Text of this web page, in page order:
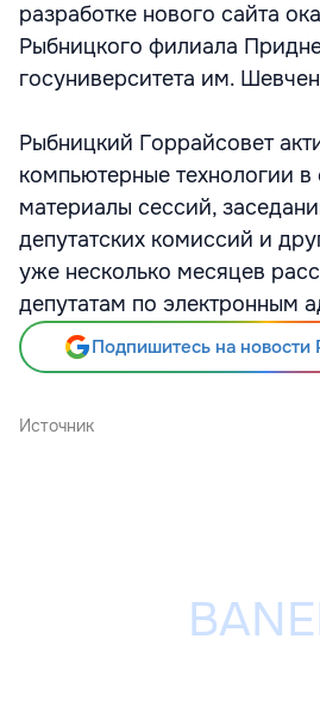
разработке нового сайта
Рыбницкого филиала
госуниверситета им.
Рыбницкий Горрайсовет
компьютерные технологии в
материалы сессий,
депутатских комиссий и
уже несколько месяцев
депутатам по электронным
Подпишитесь на новости
Источник